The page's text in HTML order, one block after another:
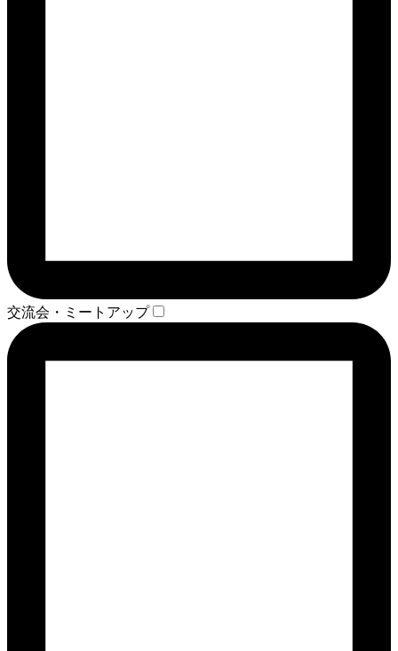
交流会・ミートアップ